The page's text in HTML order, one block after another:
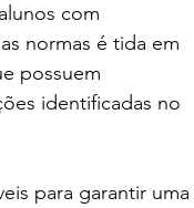
com
normas é tida em
possuem
identificadas no
para garantir uma